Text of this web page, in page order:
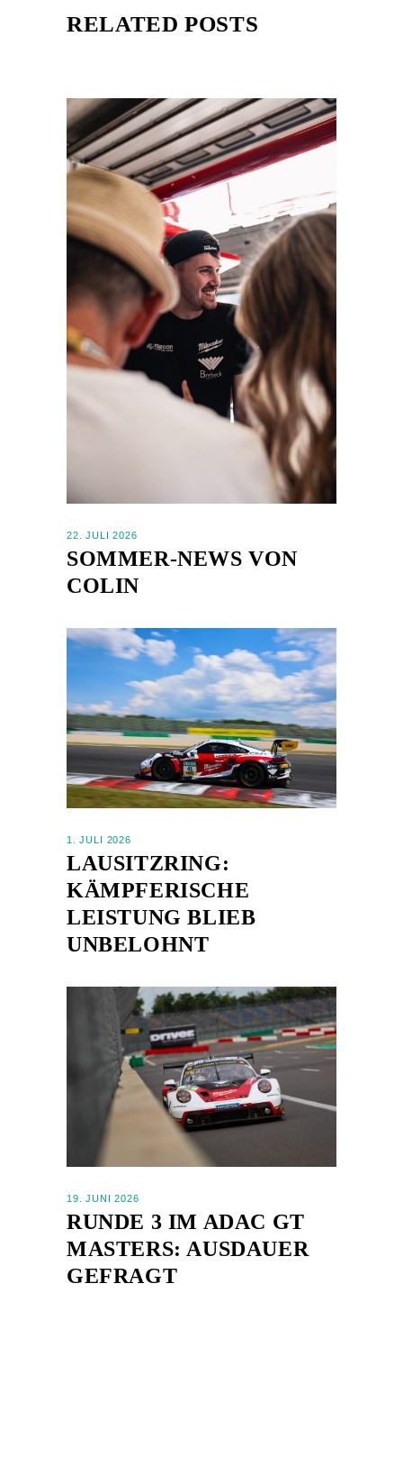
RELATED POSTS
22. JULI 2026
SOMMER-NEWS VON
COLIN
1. JULI 2026
LAUSITZRING:
KÄMPFERISCHE
LEISTUNG BLIEB
UNBELOHNT
19. JUNI 2026
RUNDE 3 IM ADAC GT
MASTERS: AUSDAUER
GEFRAGT